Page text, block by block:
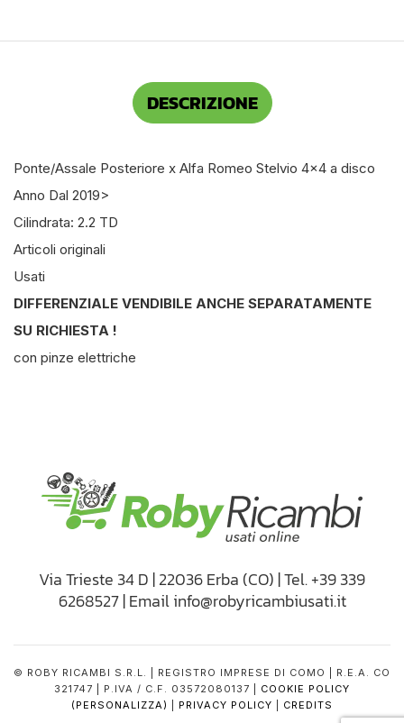
DESCRIZIONE
Ponte/Assale Posteriore x Alfa Romeo Stelvio 4×4 a disco
Anno Dal 2019>
Cilindrata: 2.2 TD
Articoli originali
Usati
DIFFERENZIALE VENDIBILE ANCHE SEPARATAMENTE
SU RICHIESTA !
con pinze elettriche
Via Trieste 34 D | 22036 Erba (CO) | Tel. +39 339
6268527 | Email info@robyricambiusati.it
© ROBY RICAMBI S.R.L. | REGISTRO IMPRESE DI COMO | R.E.A. CO
321747 | P.IVA / C.F. 03572080137 | COOKIE POLICY
(PERSONALIZZA)
PRIVACY POLICY CREDITS